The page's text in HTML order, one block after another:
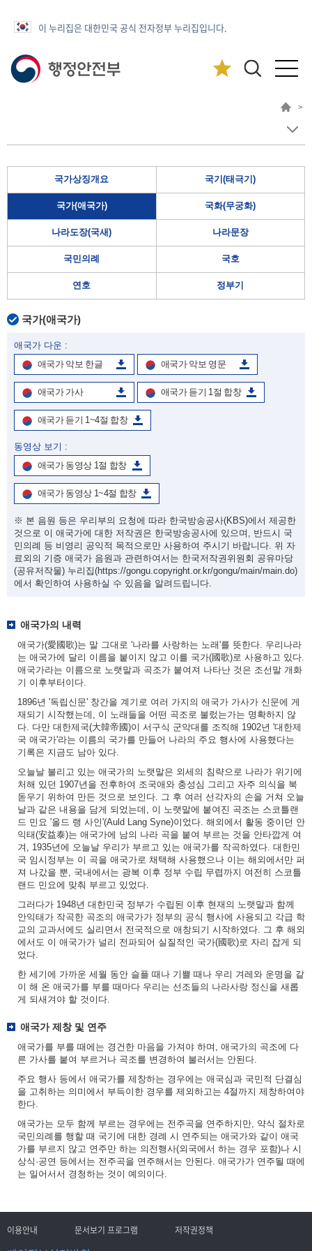
이 누리집은 대한민국 공식 전자정부 누리집입니다.
>
국가상징개요 국기(태극기)
국가(애국가) 국화(무궁화)
나라도장(국새) 나라문장
국민의례 국호
연호 정부기
국가(애국가)
애국가 다운 :
애국가 악보 한글
애국가 악보 영문
애국가 가사 애국가 듣기 1절 합창
애국가 듣기 1~4절 합창
동영상 보기 :
애국가 동영상 1절 합창
애국가 동영상 1~4절 합창
※ 본 음원 등은 우리부의 요청에 따라 한국방송공사(KBS)에서 제공한
것으로 이 애국가에 대한 저작권은 한국방송공사에 있으며, 반드시 국
민의례 등 비영리 공익적 목적으로만 사용하여 주시기 바랍니다. 위 자
료외의 기증 애국가 음원과 관련하여서는 한국저작권위원회 공유마당
(공유저작물) 누리집(https://gongu.copyright.or.kr/gongu/main/main.do)
에서 확인하여 사용하실 수 있음을 알려드립니다.
애국가의 내력
애국가(愛國歌)는 말 그대로 '나라를 사랑하는 노래'를 뜻한다. 우리나라
는 애국가에 달리 이름을 붙이지 않고 이를 국가(國歌)로 사용하고 있다.
애국가라는 이름으로 노랫말과 곡조가 붙여져 나타난 것은 조선말 개화
기 이후부터이다.
1896년 '독립신문' 창간을 계기로 여러 가지의 애국가 가사가 신문에 게
재되기 시작했는데, 이 노래들을 어떤 곡조로 불렀는가는 명확하지 않
다. 다만 대한제국(大韓帝國)이 서구식 군악대를 조직해 1902년 '대한제
국 애국가'라는 이름의 국가를 만들어 나라의 주요 행사에 사용했다는
기록은 지금도 남아 있다.
오늘날 불리고 있는 애국가의 노랫말은 외세의 침략으로 나라가 위기에
처해 있던 1907년을 전후하여 조국애와 충성심 그리고 자주 의식을 북
돋우기 위하여 만든 것으로 보인다. 그 후 여러 선각자의 손을 거쳐 오늘
날과 같은 내용을 담게 되었는데, 이 노랫말에 붙여진 곡조는 스코틀랜
드 민요 '올드 랭 사인'(Auld Lang Syne)이었다. 해외에서 활동 중이던 안
익태(安益泰)는 애국가에 남의 나라 곡을 붙여 부르는 것을 안타깝게 여
겨, 1935년에 오늘날 우리가 부르고 있는 애국가를 작곡하였다. 대한민
국 임시정부는 이 곡을 애국가로 채택해 사용했으나 이는 해외에서만 퍼
져 나갔을 뿐, 국내에서는 광복 이후 정부 수립 무렵까지 여전히 스코틀
랜드 민요에 맞춰 부르고 있었다.
그러다가 1948년 대한민국 정부가 수립된 이후 현재의 노랫말과 함께
안익태가 작곡한 곡조의 애국가가 정부의 공식 행사에 사용되고 각급 학
교의 교과서에도 실리면서 전국적으로 애창되기 시작하였다. 그 후 해외
에서도 이 애국가가 널리 전파되어 실질적인 국가(國歌)로 자리 잡게 되
었다.
한 세기에 가까운 세월 동안 슬플 때나 기쁠 때나 우리 겨레와 운명을 같
이 해 온 애국가를 부를 때마다 우리는 선조들의 나라사랑 정신을 새롭
게 되새겨야 할 것이다.
애국가 제창 및 연주
애국가를 부를 때에는 경건한 마음을 가져야 하며, 애국가의 곡조에 다
른 가사를 붙여 부르거나 곡조를 변경하여 불러서는 안된다.
주요 행사 등에서 애국가를 제창하는 경우에는 애국심과 국민적 단결심
을 고취하는 의미에서 부득이한 경우를 제외하고는 4절까지 제창하여야
한다.
애국가는 모두 함께 부르는 경우에는 전주곡을 연주하지만, 약식 절차로
국민의례를 행할 때 국기에 대한 경례 시 연주되는 애국가와 같이 애국
가를 부르지 않고 연주만 하는 의전행사(외국에서 하는 경우 포함)나 시
상식·공연 등에서는 전주곡을 연주해서는 안된다. 애국가가 연주될 때에
는 일어서서 경청하는 것이 예의이다.
이용안내 문서보기 프로그램 저작권정책